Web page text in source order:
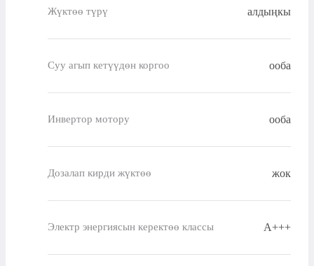
Жүктөө түрү алдыңкы
Суу агып кетүүдөн коргоо ооба
Инвертор мотору ооба
Дозалап кирди жүктөө жок
Электр энергиясын керектөө классы A+++